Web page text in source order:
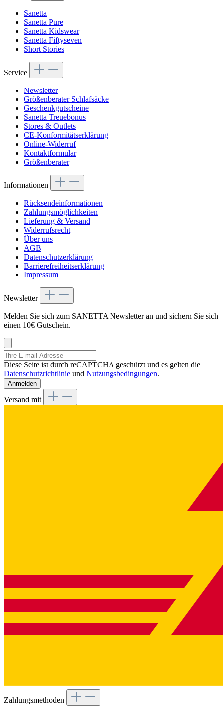
Sanetta
Sanetta Pure
Sanetta Kidswear
Sanetta Fiftyseven
Short Stories
Service
Newsletter
Größenberater Schlafsäcke
Geschenkgutscheine
Sanetta Treuebonus
Stores & Outlets
CE-Konformitätserklärung
Online-Widerruf
Kontaktformular
Größenberater
Informationen
Rücksendeinformationen
Zahlungsmöglichkeiten
Lieferung & Versand
Widerrufsrecht
Über uns
AGB
Datenschutzerklärung
Barrierefreiheitserklärung
Impressum
Newsletter
Melden Sie sich zum SANETTA Newsletter an und sichern Sie sich
einen 10€ Gutschein.
Diese Seite ist durch reCAPTCHA geschützt und es gelten die
Datenschutzrichtlinie und Nutzungsbedingungen.
Anmelden
Versand mit
Zahlungsmethoden